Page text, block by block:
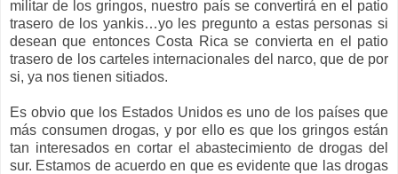
militar de los gringos, nuestro país se convertirá en el patio
trasero de los yankis…yo les pregunto a estas personas si
desean que entonces Costa Rica se convierta en el patio
trasero de los carteles internacionales del narco, que de por
si, ya nos tienen sitiados.
Es obvio que los Estados Unidos es uno de los países que
más consumen drogas, y por ello es que los gringos están
tan interesados en cortar el abastecimiento de drogas del
sur. Estamos de acuerdo en que es evidente que las drogas